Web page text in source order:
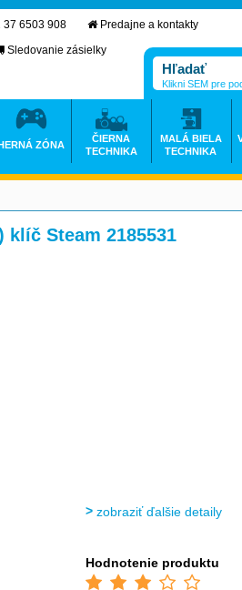
klíč Steam 2185531
zobraziť ďalšie detaily
Hodnotenie produktu
37 6503 908
Predajne a kontakty
Sledovanie zásielky
Klikni SEM pre
ZÓNA
ČIERNA
TECHNIKA
MALÁ BIELA
TECHNIKA